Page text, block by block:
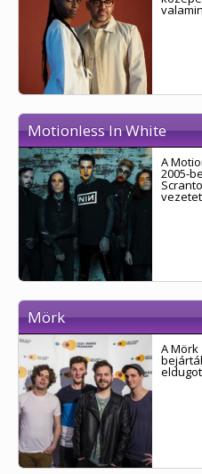
Motionless In White
A
2005-
Mörk
A